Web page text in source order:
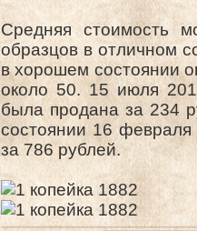
Средняя стоимость
образцов в отличном
в хорошем состоянии
около 50. 15 июля
была продана за 234
состоянии 16 февраля
за 786 рублей.